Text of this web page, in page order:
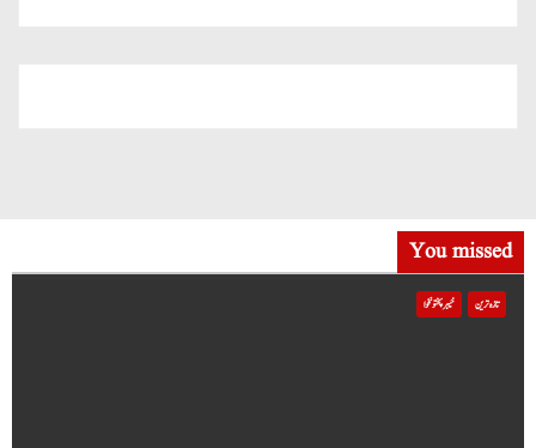
You missed
تازہ ترین خیبر پختونخوا